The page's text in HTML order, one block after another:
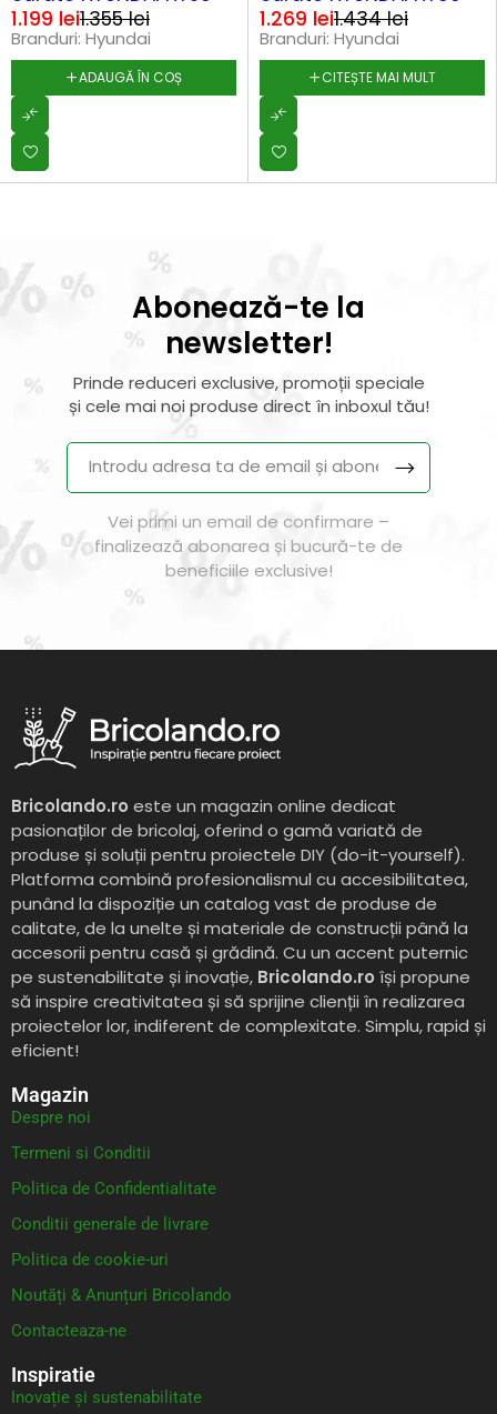
1.355lei
1.199 lei
Branduri: Hyundai
ADAUGĂ ÎN COȘ
1.434lei
1.269 lei
Branduri: Hyundai
CITEȘTE MAI MULT
Abonează-te la
newsletter!
Prinde reduceri exclusive, promoții speciale
și cele mai noi produse direct în inboxul tău!
Vei primi un email de confirmare –
finalizează abonarea și bucură-te de
beneficiile exclusive!
Bricolando.ro este un magazin online dedicat
pasionaților de bricolaj, oferind o gamă variată de
produse și soluții pentru proiectele DIY (do-it-yourself).
Platforma combină profesionalismul cu accesibilitatea,
punând la dispoziție un catalog vast de produse de
calitate, de la unelte și materiale de construcții până la
accesorii pentru casă și grădină. Cu un accent puternic
pe sustenabilitate și inovație, Bricolando.ro își propune
să inspire creativitatea și să sprijine clienții în realizarea
proiectelor lor, indiferent de complexitate. Simplu, rapid și
eficient!
Magazin
Despre noi
Termeni si Conditii
Politica de Confidentialitate
Conditii generale de livrare
Politica de cookie-uri
Noutăți & Anunțuri Bricolando
Contacteaza-ne
Inspiratie
Inovație și sustenabilitate